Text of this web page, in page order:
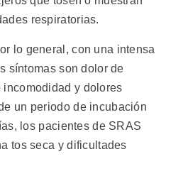
respiratorias.
lo general, con una intensa
síntomas son dolor de
y dolores
un periodo de incubación
los pacientes de SRAS
tos seca y dificultades